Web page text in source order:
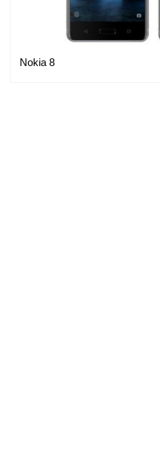
Nokia 8